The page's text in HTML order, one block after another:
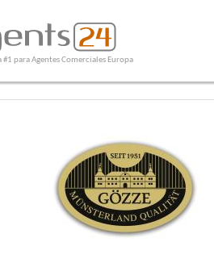
#1 para Agentes Comerciales Europa